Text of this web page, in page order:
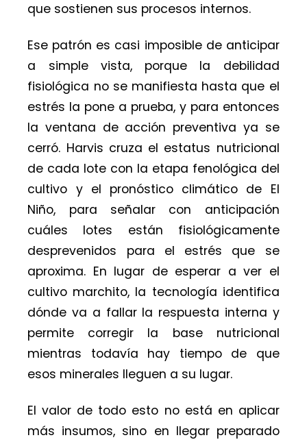
que sostienen sus procesos internos.
Ese patrón es casi imposible de anticipar
a simple vista, porque la debilidad
fisiológica no se manifiesta hasta que el
estrés la pone a prueba, y para entonces
la ventana de acción preventiva ya se
cerró. Harvis cruza el estatus nutricional
de cada lote con la etapa fenológica del
cultivo y el pronóstico climático de El
Niño, para señalar con anticipación
cuáles lotes están fisiológicamente
desprevenidos para el estrés que se
aproxima. En lugar de esperar a ver el
cultivo marchito, la tecnología identifica
dónde va a fallar la respuesta interna y
permite corregir la base nutricional
mientras todavía hay tiempo de que
esos minerales lleguen a su lugar.
El valor de todo esto no está en aplicar
más insumos, sino en llegar preparado